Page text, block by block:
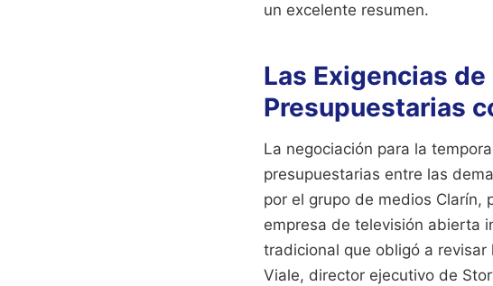
un excelente resumen.
Las Exigencias
Presupuestarias
La negociación para la
presupuestarias entre las
por el grupo de medios Clarín,
empresa de televisión abierta
tradicional que obligó a
Viale, director ejecutivo de